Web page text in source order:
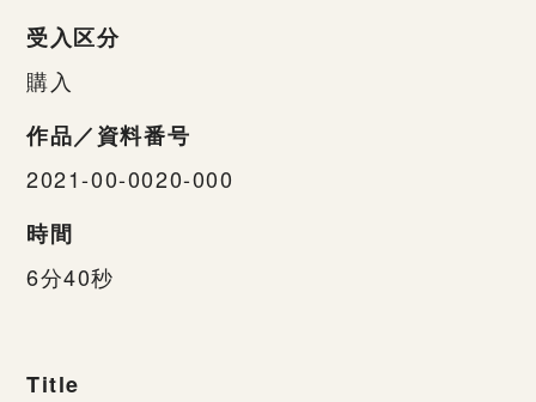
受入区分
購入
作品／資料番号
2021-00-0020-000
時間
6分40秒
Title